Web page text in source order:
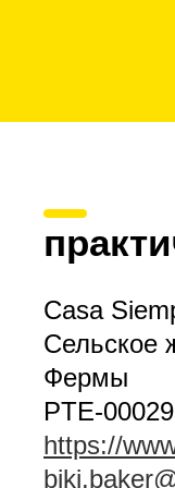
Casa
Сельское
Фермы
PTE-
https://